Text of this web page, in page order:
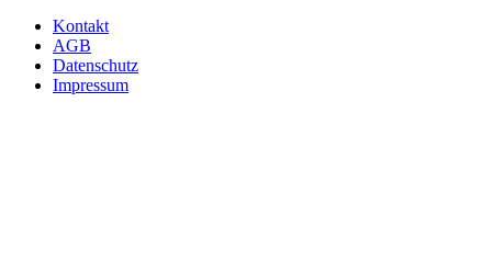
Kontakt
AGB
Datenschutz
Impressum